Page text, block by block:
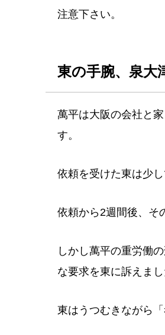
注意下さい。
東の手腕、泉大
萬平は大阪の会社と
す。
依頼を受けた東は少
依頼から2週間後、そ
しかし萬平の重労働
な要求を東に訴えまし
東はうつむきながら